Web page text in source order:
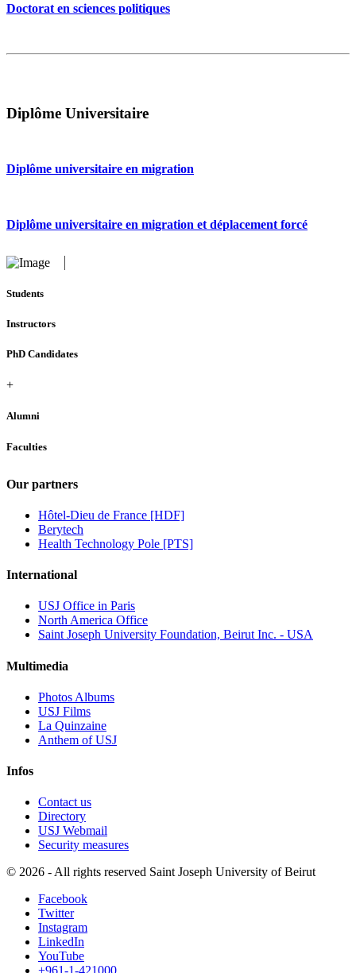
Doctorat en sciences politiques
Diplôme Universitaire
Diplôme universitaire en migration
Diplôme universitaire en migration et déplacement forcé
Students
Instructors
PhD Candidates
+
Alumni
Faculties
Our partners
Hôtel-Dieu de France [HDF]
Berytech
Health Technology Pole [PTS]
International
USJ Office in Paris
North America Office
Saint Joseph University Foundation, Beirut Inc. - USA
Multimedia
Photos Albums
USJ Films
La Quinzaine
Anthem of USJ
Infos
Contact us
Directory
USJ Webmail
Security measures
© 2026 - All rights reserved Saint Joseph University of Beirut
Facebook
Twitter
Instagram
LinkedIn
YouTube